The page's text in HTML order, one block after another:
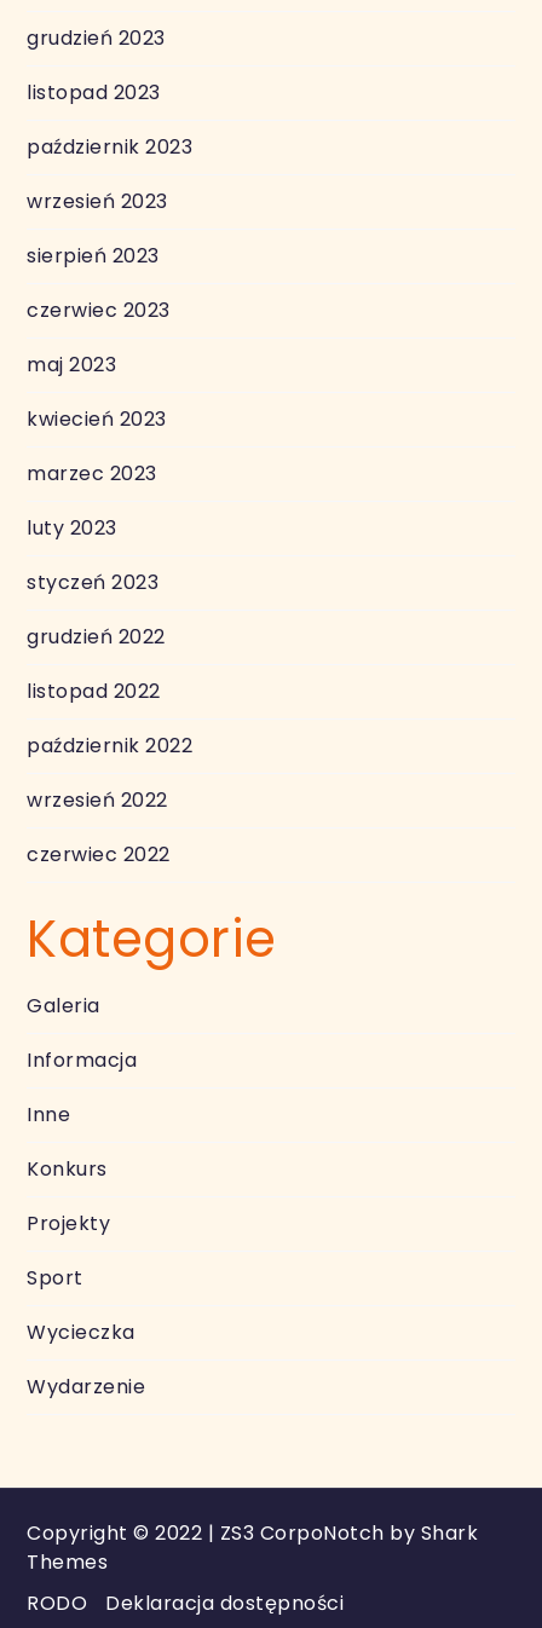
grudzień 2023
listopad 2023
październik 2023
wrzesień 2023
sierpień 2023
czerwiec 2023
maj 2023
kwiecień 2023
marzec 2023
luty 2023
styczeń 2023
grudzień 2022
listopad 2022
październik 2022
wrzesień 2022
czerwiec 2022
Kategorie
Galeria
Informacja
Inne
Konkurs
Projekty
Sport
Wycieczka
Wydarzenie
Copyright © 2022 | ZS3 CorpoNotch by Shark
Themes
RODO
Deklaracja dostępności